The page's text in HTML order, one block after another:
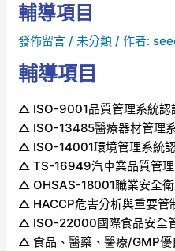
輔導項目
發佈留言 / 未分類 / 作者:
輔導項目
△ ISO-9001品質管理系統認
△ ISO-13485醫療器材管理
△ ISO-14001環境管理系統認
△ TS-16949汽車業品質管理
△ OHSAS-18001職業安全衛
△ HACCP危害分析與重要管
△ ISO-22000國際食品安全
△ 食品、醫藥、醫療/GMP優